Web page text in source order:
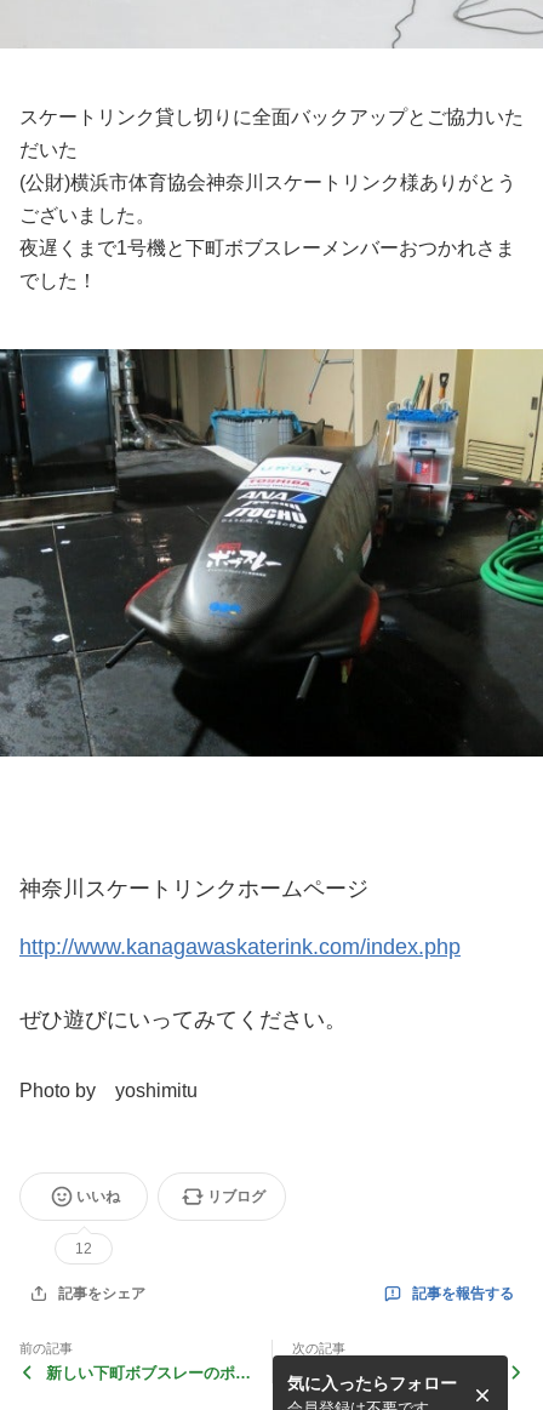
スケートリンク貸し切りに全面バックアップとご協力いた
だいた
(公財)横浜市体育協会神奈川スケートリンク様ありがとう
ございました。
夜遅くまで1号機と下町ボブスレーメンバーおつかれさま
でした！
神奈川スケートリンクホームページ
http://www.kanagawaskaterink.com/index.php
ぜひ遊びにいってみてください。
Photo by yoshimitu
いいね
12
リブログ
記事をシェア 記事を報告する
前の記事
新しい下町ボブスレーのポス
次の記事
ジェイテクトさん工場見学！
気に入ったらフォロー